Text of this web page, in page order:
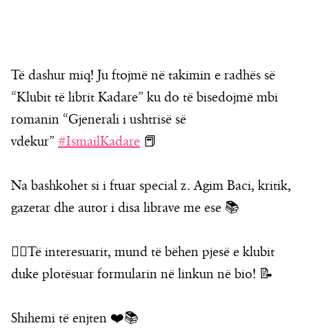
Të dashur miq! Ju ftojmë në takimin e radhës së
“Klubit të librit Kadare” ku do të bisedojmë mbi
romanin “Gjenerali i ushtrisë së
vdekur” #IsmailKadare 📕
Na bashkohet si i ftuar special z. Agim Baci, kritik,
gazetar dhe autor i disa librave me ese 📚
👉🏼Të interesuarit, mund të bëhen pjesë e klubit
duke plotësuar formularin në linkun në bio! 📝
Shihemi të enjten ❤️📚